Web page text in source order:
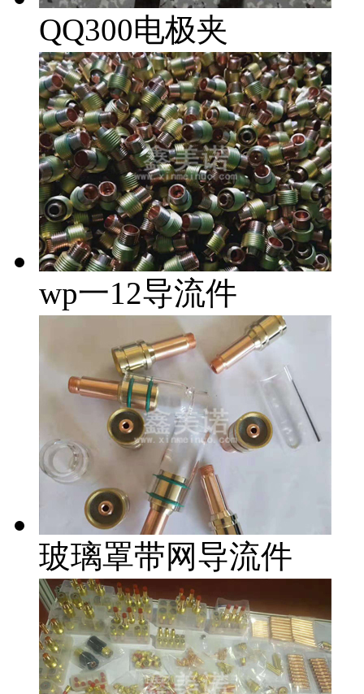
QQ300电极夹
wp一12导流件
玻璃罩带网导流件